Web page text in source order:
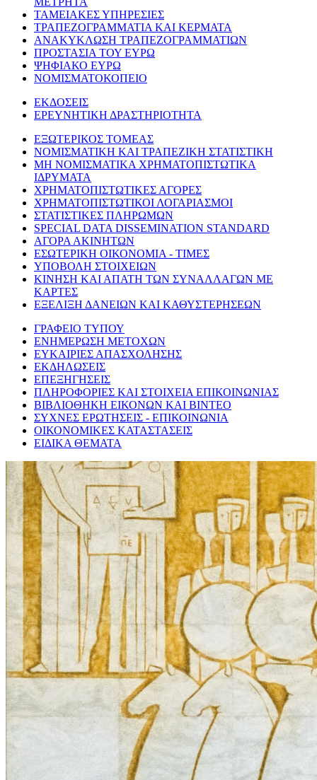
ΤΑΜΕΙΑΚΕΣ ΥΠΗΡΕΣΙΕΣ
ΤΡΑΠΕΖΟΓΡΑΜΜΑΤΙΑ ΚΑΙ ΚΕΡΜΑΤΑ
ΑΝΑΚΥΚΛΩΣΗ ΤΡΑΠΕΖΟΓΡΑΜΜΑΤΙΩΝ
ΠΡΟΣΤΑΣΙΑ ΤΟΥ ΕΥΡΩ
ΨΗΦΙΑΚΟ ΕΥΡΩ
ΝΟΜΙΣΜΑΤΟΚΟΠΕΙΟ
ΕΚΔΟΣΕΙΣ
ΕΡΕΥΝΗΤΙΚΗ ΔΡΑΣΤΗΡΙΟΤΗΤΑ
ΕΞΩΤΕΡΙΚΟΣ ΤΟΜΕΑΣ
ΝΟΜΙΣΜΑΤΙΚΗ ΚΑΙ ΤΡΑΠΕΖΙΚΗ ΣΤΑΤΙΣΤΙΚΗ
ΜΗ ΝΟΜΙΣΜΑΤΙΚΑ ΧΡΗΜΑΤΟΠΙΣΤΩΤΙΚΑ
ΙΔΡΥΜΑΤΑ
ΧΡΗΜΑΤΟΠΙΣΤΩΤΙΚΕΣ ΑΓΟΡΕΣ
ΧΡΗΜΑΤΟΠΙΣΤΩΤΙΚΟΙ ΛΟΓΑΡΙΑΣΜΟΙ
ΣΤΑΤΙΣΤΙΚΕΣ ΠΛΗΡΩΜΩΝ
SPECIAL DATA DISSEMINATION STANDARD
ΑΓΟΡΑ ΑΚΙΝΗΤΩΝ
ΕΣΩΤΕΡΙΚΗ ΟΙΚΟΝΟΜΙΑ - ΤΙΜΕΣ
ΥΠΟΒΟΛΗ ΣΤΟΙΧΕΙΩΝ
ΚΙΝΗΣΗ ΚΑΙ ΑΠΑΤΗ ΤΩΝ ΣΥΝΑΛΛΑΓΩΝ ΜΕ
ΚΑΡΤΕΣ
ΕΞΕΛΙΞΗ ΔΑΝΕΙΩΝ ΚΑΙ ΚΑΘΥΣΤΕΡΗΣΕΩΝ
ΓΡΑΦΕΙΟ ΤΥΠΟΥ
ΕΝΗΜΕΡΩΣΗ ΜΕΤΟΧΩΝ
ΕΥΚΑΙΡΙΕΣ ΑΠΑΣΧΟΛΗΣΗΣ
ΕΚΔΗΛΩΣΕΙΣ
ΕΠΕΞΗΓΗΣΕΙΣ
ΠΛΗΡΟΦΟΡΙΕΣ ΚΑΙ ΣΤΟΙΧΕΙΑ ΕΠΙΚΟΙΝΩΝΙΑΣ
ΒΙΒΛΙΟΘΗΚΗ ΕΙΚΟΝΩΝ ΚΑΙ ΒΙΝΤΕΟ
ΣΥΧΝΕΣ ΕΡΩΤΗΣΕΙΣ - ΕΠΙΚΟΙΝΩΝΙΑ
ΟΙΚΟΝΟΜΙΚΕΣ ΚΑΤΑΣΤΑΣΕΙΣ
ΕΙΔΙΚΑ ΘΕΜΑΤΑ